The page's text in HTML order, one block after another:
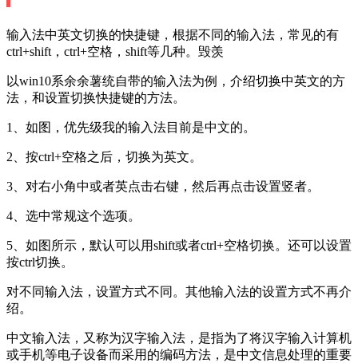
输入法中英文切换的快捷键，根据不同的输入法，常见的有
ctrl+shift，ctrl+空格，shift等几种。毁羡
以win10系余余薯统自带的输入法为例，介绍切换中英文的方
法，和设置切换快捷键的方法。
1、如图，优先级我的输入法目前是中文的。
2、按ctrl+空格之后，切换为英文。
3、对右小角中或者英点击右键，然后再点击设置竖者。
4、选中常规这个选项。
5、如图所示，默认可以用shift或者ctrl+空格切换。还可以设置
按ctrl切换。
对不同输入法，设置方式不同。其他输入法的设置方式不再介
绍。
中文输入法，又称为汉字输入法，是指为了将汉字输入计算机
或手机等电子设备而采用的编码方法，是中文信息处理的重要